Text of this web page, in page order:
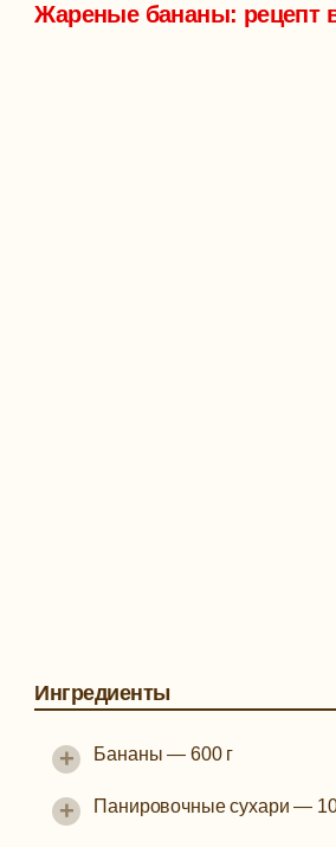
Жареные бананы: рецепт
Ингредиенты
Бананы — 600 г
+
Панировочные сухари—
+